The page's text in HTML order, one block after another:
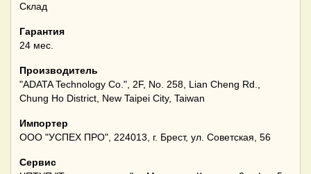
Склад
Гарантия
24 мес.
Производитель
"ADATA Technology Co.", 2F, No. 258, Lian Cheng Rd.,
Chung Ho District, New Taipei City, Taiwan
Импортер
ООО "УСПЕХ ПРО", 224013, г. Брест, ул. Советская, 56
Сервис